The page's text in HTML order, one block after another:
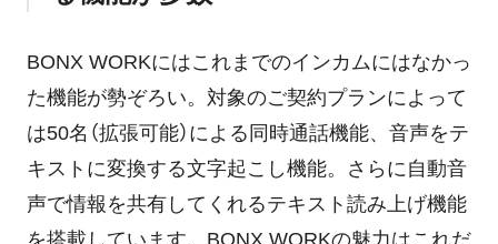
BONX WORKにはこれまでのインカムにはなかっ
た機能が勢ぞろい。対象のご契約プランによって
は50名（拡張可能）による同時通話機能、音声をテ
キストに変換する文字起こし機能。さらに自動音
声で情報を共有してくれるテキスト読み上げ機能
を搭載しています。BONX WORKの魅力はこれだ